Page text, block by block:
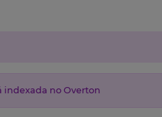
indexada no Overton